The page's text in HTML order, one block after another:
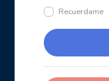
Recuerdame